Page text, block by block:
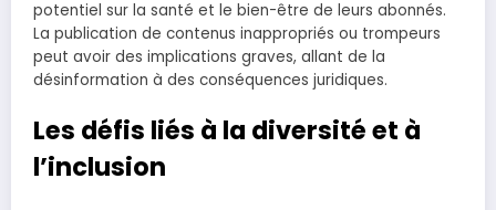
potentiel sur la santé et le bien-être de leurs abonnés.
La publication de contenus inappropriés ou trompeurs
peut avoir des implications graves, allant de la
désinformation à des conséquences juridiques.
Les défis liés à la diversité et à
l’inclusion